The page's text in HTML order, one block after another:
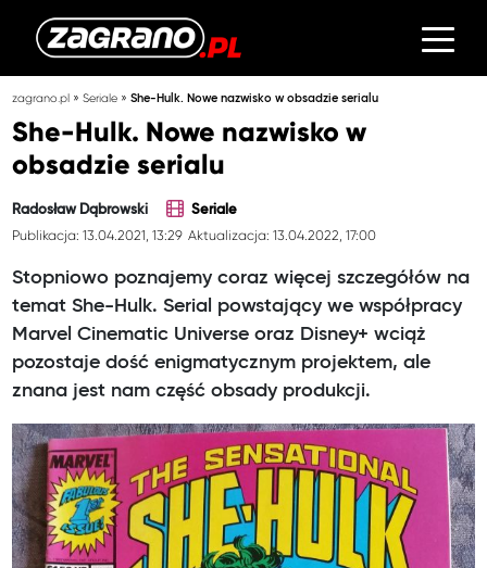
zagrano.pl »Seriale »She-Hulk. Nowe nazwisko w obsadzie serialu
She-Hulk. Nowe nazwisko w
obsadzie serialu
Radosław Dąbrowski Seriale
Publikacja: 13.04.2021, 13:29 Aktualizacja: 13.04.2022, 17:00
Stopniowo poznajemy coraz więcej szczegółów na
temat She-Hulk. Serial powstający we współpracy
Marvel Cinematic Universe oraz Disney+ wciąż
pozostaje dość enigmatycznym projektem, ale
znana jest nam część obsady produkcji.